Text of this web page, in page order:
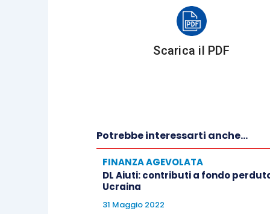
considerare diventa A+B.
Il secondo soggetto obbligato
rientrare nelle attività
della Comunità Europea per gli
avere un
kWh;
Scarica il PDF
Potrebbe interessarti anche...
FINANZA AGEVOLATA
DL Aiuti: contributi a fondo
Ucraina
31 Maggio 2022